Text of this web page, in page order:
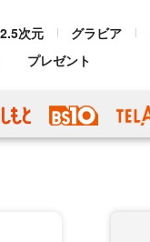
次元 グラビア
プレゼント